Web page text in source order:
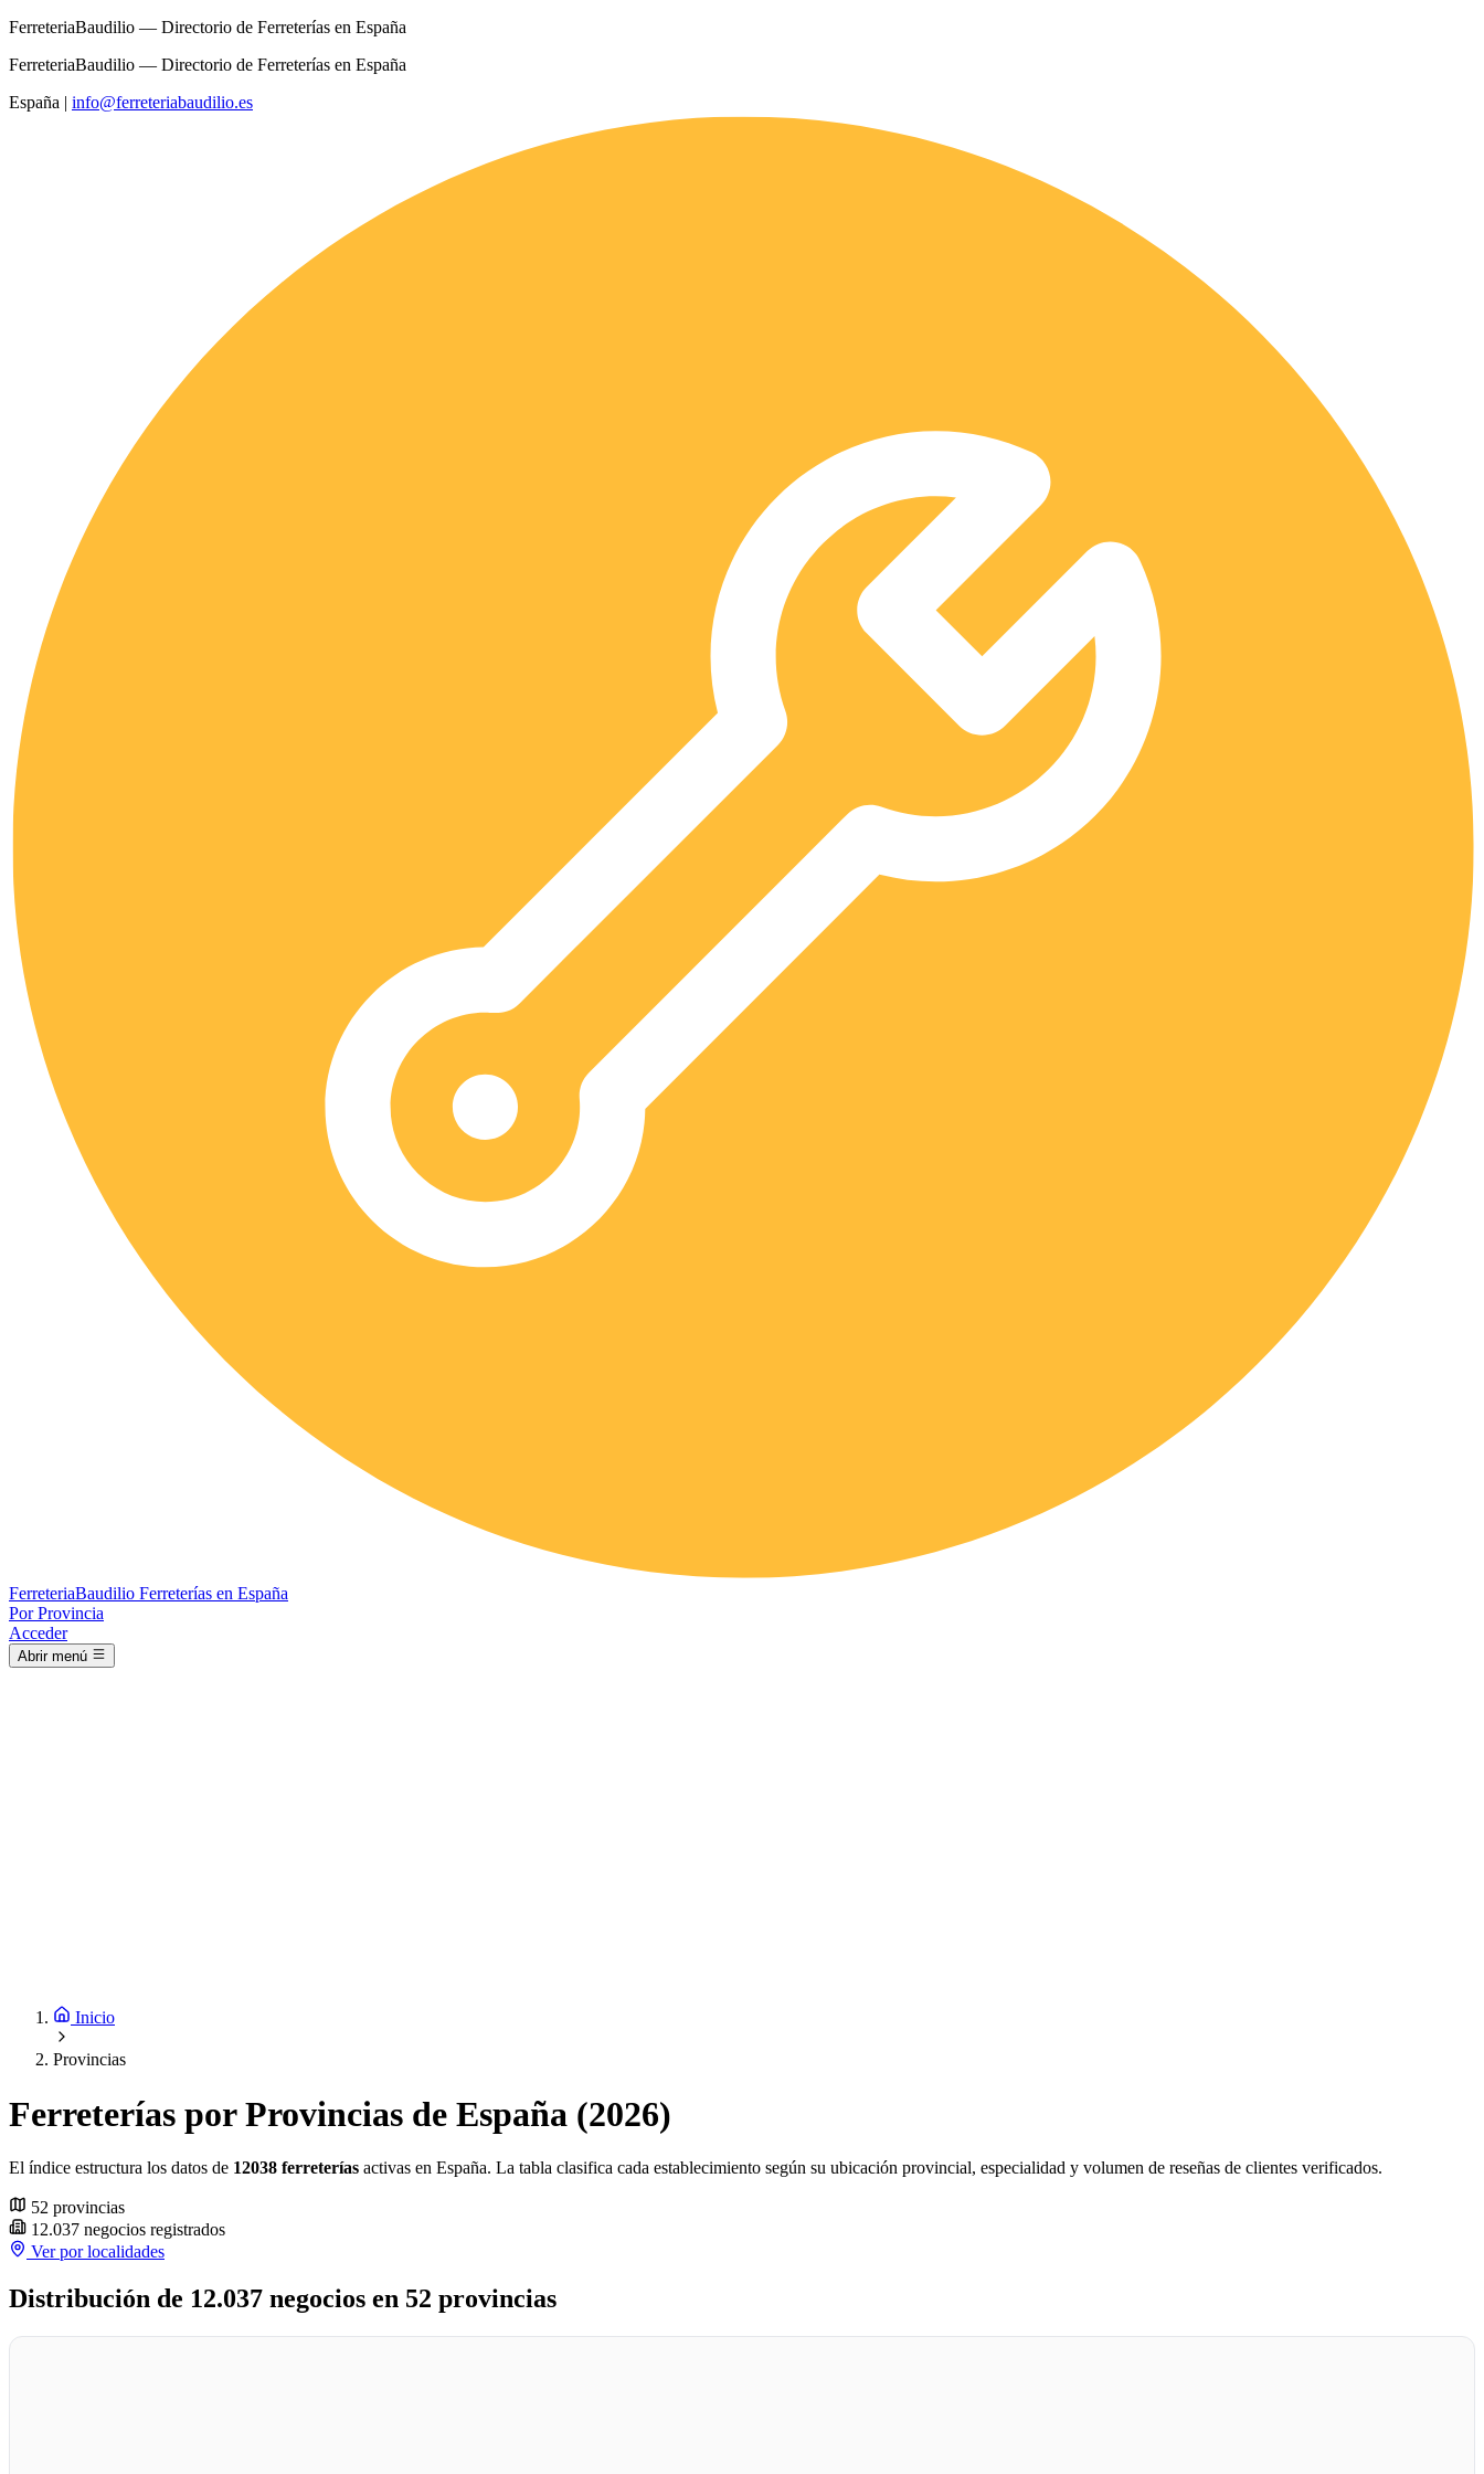
FerreteriaBaudilio — Directorio de Ferreterías en España
FerreteriaBaudilio — Directorio de Ferreterías en España
España | info@ferreteriabaudilio.es
FerreteriaBaudilio Ferreterías en España
Por Provincia
Acceder
Abrir menú
Inicio
Provincias
Ferreterías por Provincias de España (2026)
El índice estructura los datos de 12038 ferreterías activas en España. La tabla clasifica cada establecimiento según su ubicación provincial, especialidad y volumen de reseñas de clientes verificados.
52 provincias
12.037 negocios registrados
Ver por localidades
Distribución de 12.037 negocios en 52 provincias